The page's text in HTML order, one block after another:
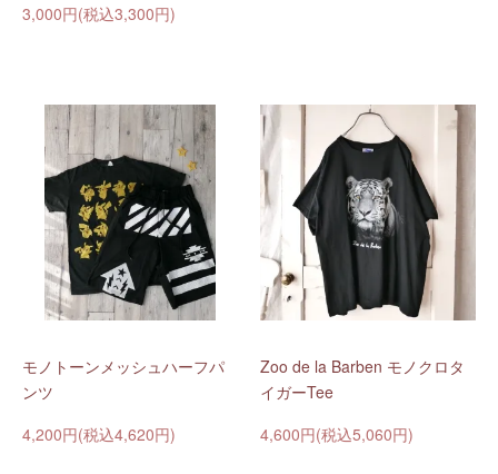
3,000円(税込3,300円)
モノトーンメッシュハーフパ
ンツ
4,200円(税込4,620円)
Zoo de la Barben モノクロタ
イガーTee
4,600円(税込5,060円)